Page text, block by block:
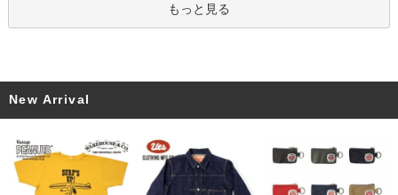
もっと見る
New Arrival